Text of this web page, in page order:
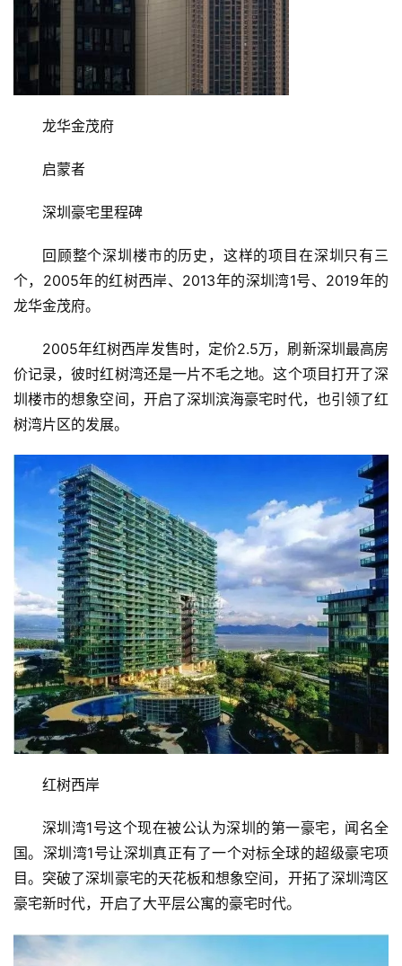
龙华金茂府
启蒙者
深圳豪宅里程碑
回顾整个深圳楼市的历史，这样的项目在深圳只有三
个，2005年的红树西岸、2013年的深圳湾1号、2019年的
龙华金茂府。
2005年红树西岸发售时，定价2.5万，刷新深圳最高房
价记录，彼时红树湾还是一片不毛之地。这个项目打开了深
圳楼市的想象空间，开启了深圳滨海豪宅时代，也引领了红
树湾片区的发展。
红树西岸
深圳湾1号这个现在被公认为深圳的第一豪宅，闻名全
国。深圳湾1号让深圳真正有了一个对标全球的超级豪宅项
目。突破了深圳豪宅的天花板和想象空间，开拓了深圳湾区
豪宅新时代，开启了大平层公寓的豪宅时代。